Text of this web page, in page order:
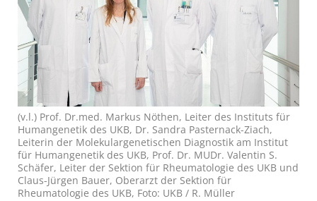
(v.l.) Prof. Dr.med. Markus Nöthen, Leiter des Instituts für
Humangenetik des UKB, Dr. Sandra Pasternack-Ziach,
Leiterin der Molekulargenetischen Diagnostik am Institut
für Humangenetik des UKB, Prof. Dr. MUDr. Valentin S.
Schäfer, Leiter der Sektion für Rheumatologie des UKB und
Claus-Jürgen Bauer, Oberarzt der Sektion für
Rheumatologie des UKB, Foto: UKB / R. Müller